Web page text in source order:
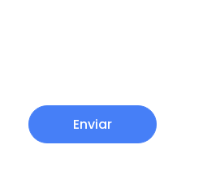
Enviar